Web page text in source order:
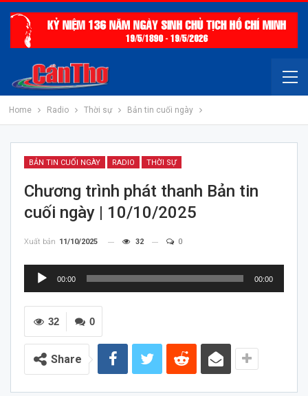
Home Radio Thời sự Bản tin cuối ngày
BẢN TIN CUỐI NGÀY RADIO THỜI SỰ
Chương trình phát thanh Bản tin
cuối ngày | 10/10/2025
Xuất bản 11/10/2025 32 0
Trình
Audio
00:00 00:00
0
32
Share